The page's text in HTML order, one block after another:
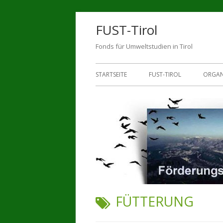
FUST-Tirol
Fonds für Umweltstudien in Tirol
Primäres
Menü
STARTSEITE FUST-TIROL
SCHLAGWORT:
FÜTTERUNG